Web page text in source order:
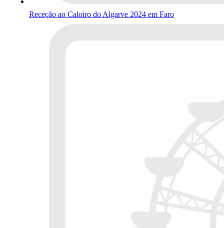
Receção ao Caloiro do Algarve 2024 em Faro